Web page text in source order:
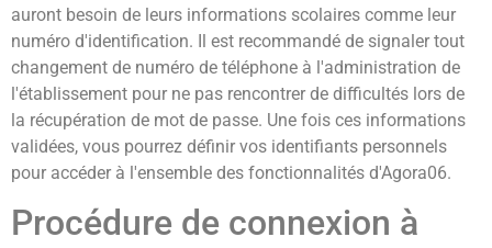
auront besoin de leurs informations scolaires comme leur
numéro d'identification. Il est recommandé de signaler tout
changement de numéro de téléphone à l'administration de
l'établissement pour ne pas rencontrer de difficultés lors de
la récupération de mot de passe. Une fois ces informations
validées, vous pourrez définir vos identifiants personnels
pour accéder à l'ensemble des fonctionnalités d'Agora06.
Procédure de connexion à